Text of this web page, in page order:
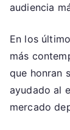
audiencia
En los
más
que honran
ayudado al
mercado